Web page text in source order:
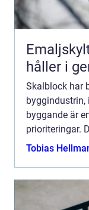
Emaljskylt tidlös skyltning
håller i
Skalblock har
byggindustrin,
byggande är
prioriteringar.
som
Tobias